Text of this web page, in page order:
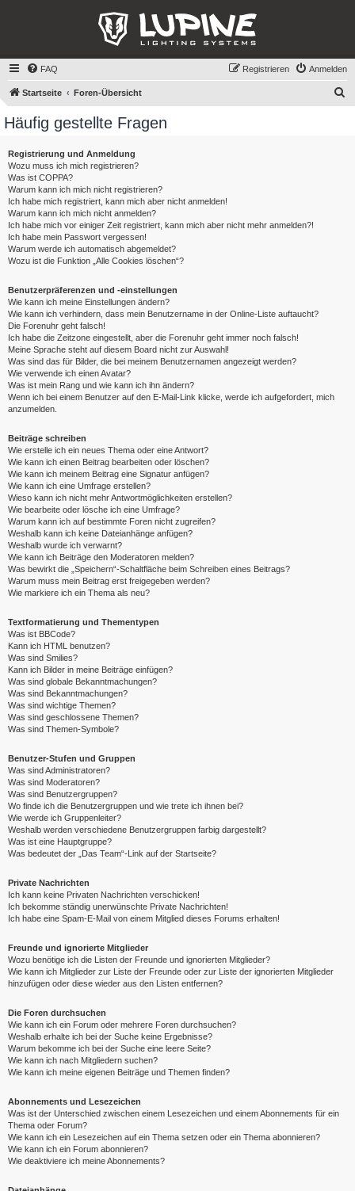
FAQ Anmelden
Registrieren
Startseite Foren-Übersicht
Häufig gestellte Fragen
Registrierung und Anmeldung
Wozu muss ich mich registrieren?
Was ist COPPA?
Warum kann ich mich nicht registrieren?
Ich habe mich registriert, kann mich aber nicht anmelden!
Warum kann ich mich nicht anmelden?
Ich habe mich vor einiger Zeit registriert, kann mich aber nicht mehr anmelden?!
Ich habe mein Passwort vergessen!
Warum werde ich automatisch abgemeldet?
Wozu ist die Funktion „Alle Cookies löschen“?
Benutzerpräferenzen und -einstellungen
Wie kann ich meine Einstellungen ändern?
Wie kann ich verhindern, dass mein Benutzername in der Online-Liste auftaucht?
Die Forenuhr geht falsch!
Ich habe die Zeitzone eingestellt, aber die Forenuhr geht immer noch falsch!
Meine Sprache steht auf diesem Board nicht zur Auswahl!
Was sind das für Bilder, die bei meinem Benutzernamen angezeigt werden?
Wie verwende ich einen Avatar?
Was ist mein Rang und wie kann ich ihn ändern?
Wenn ich bei einem Benutzer auf den E-Mail-Link klicke, werde ich aufgefordert, mich
anzumelden.
Beiträge schreiben
Wie erstelle ich ein neues Thema oder eine Antwort?
Wie kann ich einen Beitrag bearbeiten oder löschen?
Wie kann ich meinem Beitrag eine Signatur anfügen?
Wie kann ich eine Umfrage erstellen?
Wieso kann ich nicht mehr Antwortmöglichkeiten erstellen?
Wie bearbeite oder lösche ich eine Umfrage?
Warum kann ich auf bestimmte Foren nicht zugreifen?
Weshalb kann ich keine Dateianhänge anfügen?
Weshalb wurde ich verwarnt?
Wie kann ich Beiträge den Moderatoren melden?
Was bewirkt die „Speichern“-Schaltfläche beim Schreiben eines Beitrags?
Warum muss mein Beitrag erst freigegeben werden?
Wie markiere ich ein Thema als neu?
Textformatierung und Thementypen
Was ist BBCode?
Kann ich HTML benutzen?
Was sind Smilies?
Kann ich Bilder in meine Beiträge einfügen?
Was sind globale Bekanntmachungen?
Was sind Bekanntmachungen?
Was sind wichtige Themen?
Was sind geschlossene Themen?
Was sind Themen-Symbole?
Benutzer-Stufen und Gruppen
Was sind Administratoren?
Was sind Moderatoren?
Was sind Benutzergruppen?
Wo finde ich die Benutzergruppen und wie trete ich ihnen bei?
Wie werde ich Gruppenleiter?
Weshalb werden verschiedene Benutzergruppen farbig dargestellt?
Was ist eine Hauptgruppe?
Was bedeutet der „Das Team“-Link auf der Startseite?
Private Nachrichten
Ich kann keine Privaten Nachrichten verschicken!
Ich bekomme ständig unerwünschte Private Nachrichten!
Ich habe eine Spam-E-Mail von einem Mitglied dieses Forums erhalten!
Freunde und ignorierte Mitglieder
Wozu benötige ich die Listen der Freunde und ignorierten Mitglieder?
Wie kann ich Mitglieder zur Liste der Freunde oder zur Liste der ignorierten Mitglieder
hinzufügen oder diese wieder aus den Listen entfernen?
Die Foren durchsuchen
Wie kann ich ein Forum oder mehrere Foren durchsuchen?
Weshalb erhalte ich bei der Suche keine Ergebnisse?
Warum bekomme ich bei der Suche eine leere Seite?
Wie kann ich nach Mitgliedern suchen?
Wie kann ich meine eigenen Beiträge und Themen finden?
Abonnements und Lesezeichen
Was ist der Unterschied zwischen einem Lesezeichen und einem Abonnements für ein
Thema oder Forum?
Wie kann ich ein Lesezeichen auf ein Thema setzen oder ein Thema abonnieren?
Wie kann ich ein Forum abonnieren?
Wie deaktiviere ich meine Abonnements?